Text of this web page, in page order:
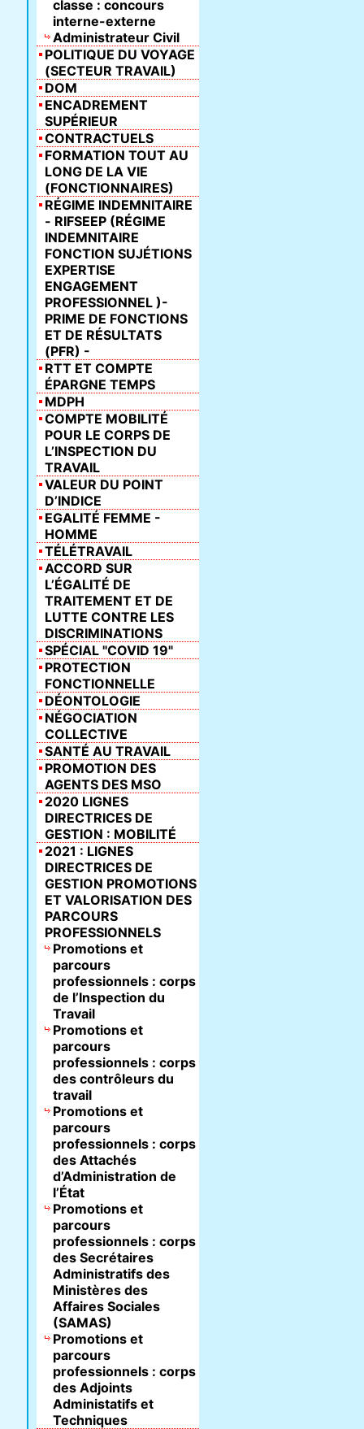
classe : concours
interne-externe
Administrateur Civil
POLITIQUE DU VOYAGE
(SECTEUR TRAVAIL)
DOM
ENCADREMENT
SUPÉRIEUR
CONTRACTUELS
FORMATION TOUT AU
LONG DE LA VIE
(FONCTIONNAIRES)
RÉGIME INDEMNITAIRE
- RIFSEEP (RÉGIME
INDEMNITAIRE
FONCTION SUJÉTIONS
EXPERTISE
ENGAGEMENT
PROFESSIONNEL )-
PRIME DE FONCTIONS
ET DE RÉSULTATS
(PFR) -
RTT ET COMPTE
ÉPARGNE TEMPS
MDPH
COMPTE MOBILITÉ
POUR LE CORPS DE
L’INSPECTION DU
TRAVAIL
VALEUR DU POINT
D’INDICE
EGALITÉ FEMME -
HOMME
TÉLÉTRAVAIL
ACCORD SUR
L’ÉGALITÉ DE
TRAITEMENT ET DE
LUTTE CONTRE LES
DISCRIMINATIONS
SPÉCIAL "COVID 19"
PROTECTION
FONCTIONNELLE
DÉONTOLOGIE
NÉGOCIATION
COLLECTIVE
SANTÉ AU TRAVAIL
PROMOTION DES
AGENTS DES MSO
2020 LIGNES
DIRECTRICES DE
GESTION : MOBILITÉ
2021 : LIGNES
DIRECTRICES DE
GESTION PROMOTIONS
ET VALORISATION DES
PARCOURS
PROFESSIONNELS
Promotions et
parcours
professionnels : corps
de l’Inspection du
Travail
Promotions et
parcours
professionnels : corps
des contrôleurs du
travail
Promotions et
parcours
professionnels : corps
des Attachés
d’Administration de
l’État
Promotions et
parcours
professionnels : corps
des Secrétaires
Administratifs des
Ministères des
Affaires Sociales
(SAMAS)
Promotions et
parcours
professionnels : corps
des Adjoints
Administatifs et
Techniques